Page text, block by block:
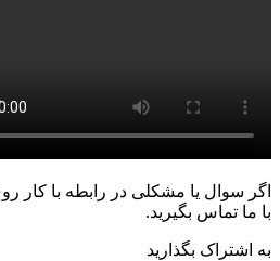
اگر سوال یا مشکلی در رابطه با کار
با ما تماس بگیرید.
به اشتراک بگذارید